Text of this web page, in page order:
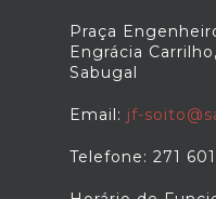
Praça
Engrácia
Sabugal
Email: jf-
Telefone: 271